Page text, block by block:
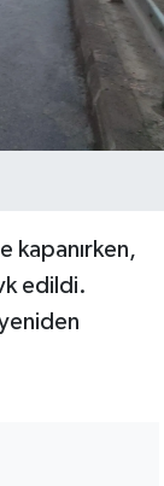
kapanırken,
edildi.